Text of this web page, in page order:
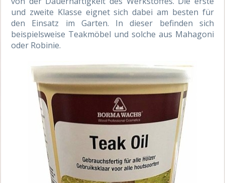
und zweite Klasse eignet sich dabei am besten für
den Einsatz im Garten. In dieser befinden sich
beispielsweise Teakmöbel und solche aus Mahagoni
oder Robinie.